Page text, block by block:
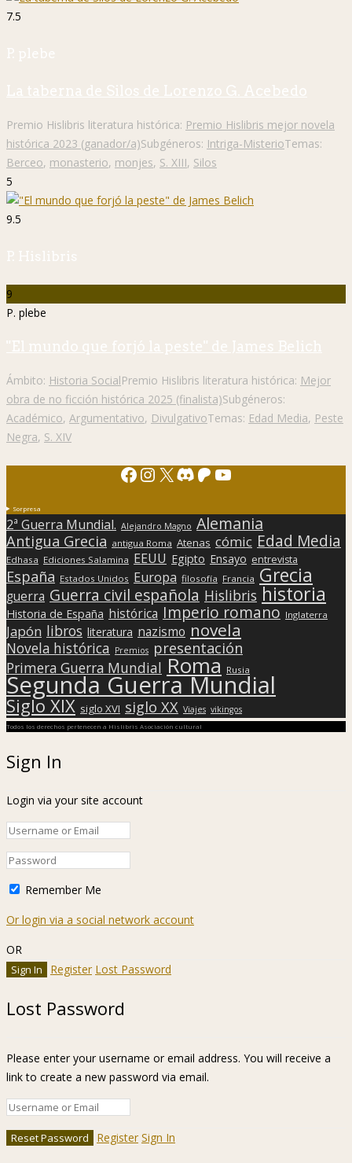
7.5
P. plebe
La taberna de Silos de Lorenzo G. Acebedo
Premio Hislibris literatura histórica: Premio Hislibris mejor novela
histórica 2023 (ganador/a)Subgéneros: Intriga-MisterioTemas:
Berceo, monasterio, monjes, S. XIII, Silos
5
9.5
P. Hislibris
9
P. plebe
"El mundo que forjó la peste" de James Belich
Ámbito: Historia SocialPremio Hislibris literatura histórica: Mejor
obra de no ficción histórica 2025 (finalista)Subgéneros:
Académico, Argumentativo, DivulgativoTemas: Edad Media, Peste
Negra, S. XIV
Facebook
Instagram
X Discord
Patreon
YouTube
Sorpresa
2ª Guerra Mundial. Alejandro Magno Alemania
Antigua Grecia antigua Roma Atenas cómic Edad Media
Edhasa Ediciones Salamina EEUU Egipto Ensayo entrevista
España Estados Unidos Europa filosofía Francia Grecia
guerra Guerra civil española Hislibris historia
Historia de España histórica Imperio romano Inglaterra
Japón libros literatura nazismo novela
Novela histórica Premios presentación
Primera Guerra Mundial Roma Rusia
Segunda Guerra Mundial
Siglo XIX siglo XVI siglo XX Viajes vikingos
Todos los derechos pertenecen a Hislibris Asociación cultural
Sign In
Login via your site account
Remember Me
Or login via a social network account
OR
Register Lost Password
Lost Password
Please enter your username or email address. You will receive a
link to create a new password via email.
Register Sign In